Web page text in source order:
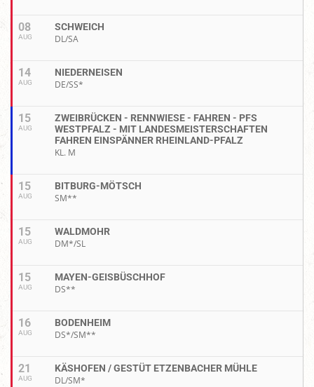
08
AUG
SCHWEICH
DL/SA
14
AUG
NIEDERNEISEN
DE/SS*
15
AUG
ZWEIBRÜCKEN - RENNWIESE - FAHREN - PFS
WESTPFALZ - MIT LANDESMEISTERSCHAFTEN
FAHREN EINSPÄNNER RHEINLAND-PFALZ
KL. M
15
AUG
BITBURG-MÖTSCH
SM**
15
AUG
WALDMOHR
DM*/SL
15
AUG
MAYEN-GEISBÜSCHHOF
DS**
16
AUG
BODENHEIM
DS*/SM**
21
AUG
KÄSHOFEN / GESTÜT ETZENBACHER MÜHLE
DL/SM*